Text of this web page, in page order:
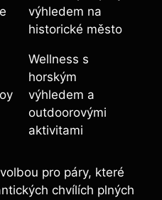
⁢výhledem na
historické město
Wellness ‌s
horským
výhledem a
outdoorovými
aktivitami
pro páry, které
chvílích plných